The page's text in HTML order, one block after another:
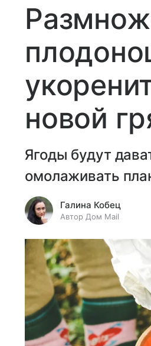
новой
Ягоды будут
омолаживать
Галина Кобец
Автор Дом Mail